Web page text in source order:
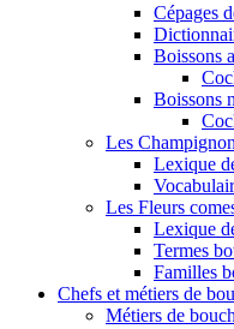
Cépages
Boissons
Boissons
Les
Lexique
Les Fleurs
Lexique
Termes
Familles
Chefs et métiers de
Métiers de